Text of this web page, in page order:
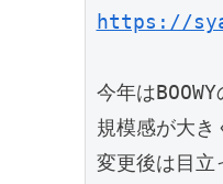
https://
今年は
規模感が大き
変更後は目立